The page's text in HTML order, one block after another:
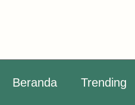
Beranda Trending